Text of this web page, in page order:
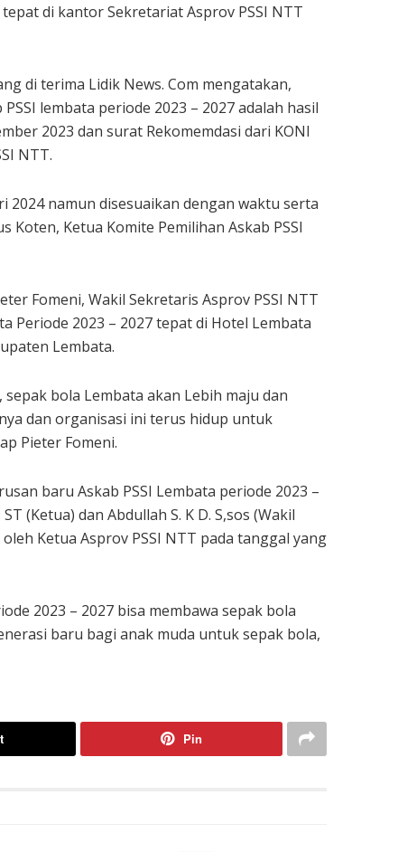
di kantor Sekretariat Asprov PSSI NTT
di terima Lidik News. Com mengatakan,
lembata periode 2023 – 2027 adalah hasil
2023 dan surat Rekomemdasi dari KONI
NTT.
2024 namun disesuaikan dengan waktu serta
Koten, Ketua Komite Pemilihan Askab PSSI
Fomeni, Wakil Sekretaris Asprov PSSI NTT
Periode 2023 – 2027 tepat di Hotel Lembata
Lembata.
bola Lembata akan Lebih maju dan
dan organisasi ini terus hidup untuk
Pieter Fomeni.
baru Askab PSSI Lembata periode 2023 –
(Ketua) dan Abdullah S. K D. S,sos (Wakil
Ketua Asprov PSSI NTT pada tanggal yang
2023 – 2027 bisa membawa sepak bola
baru bagi anak muda untuk sepak bola,
Pin